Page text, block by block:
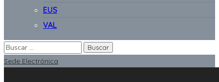
EUS
VAL
Sede Electrónica